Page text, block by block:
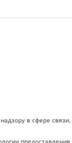
в сфере